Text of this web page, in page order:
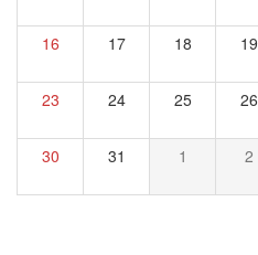
16 17 18 19
23 24 25 26
30 31 1 2